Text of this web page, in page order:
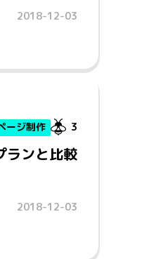
2018-12-03
ージ制作
ランと比較
3
2018-12-03